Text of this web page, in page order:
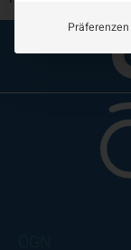
Präferenzen